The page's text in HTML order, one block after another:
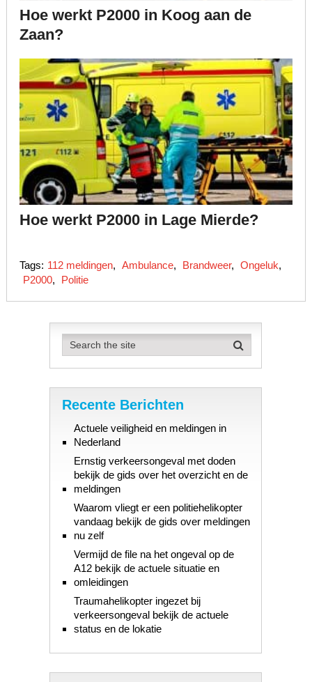
Hoe werkt P2000 in Koog aan de
Zaan?
Hoe werkt P2000 in Lage Mierde?
Tags: 112 meldingen, Ambulance, Brandweer, Ongeluk,
P2000, Politie
Recente Berichten
Actuele veiligheid en meldingen in
Nederland
Ernstig verkeersongeval met doden
bekijk de gids over het overzicht en de
meldingen
Waarom vliegt er een politiehelikopter
vandaag bekijk de gids over meldingen
nu zelf
Vermijd de file na het ongeval op de
A12 bekijk de actuele situatie en
omleidingen
Traumahelikopter ingezet bij
verkeersongeval bekijk de actuele
status en de lokatie